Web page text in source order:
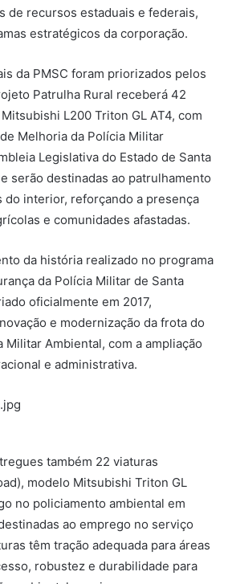
de recursos estaduais e federais,
estratégicos da corporação.
da PMSC foram priorizados pelos
Patrulha Rural receberá 42
L200 Triton GL AT4, com
Melhoria da Polícia Militar
Legislativa do Estado de Santa
serão destinadas ao patrulhamento
do interior, reforçando a presença
e comunidades afastadas.
da história realizado no programa
da Polícia Militar de Santa
oficialmente em 2017,
e modernização da frota do
Militar Ambiental, com a ampliação
e administrativa.
também 22 viaturas
modelo Mitsubishi Triton GL
no policiamento ambiental em
ao emprego no serviço
têm tração adequada para áreas
robustez e durabilidade para